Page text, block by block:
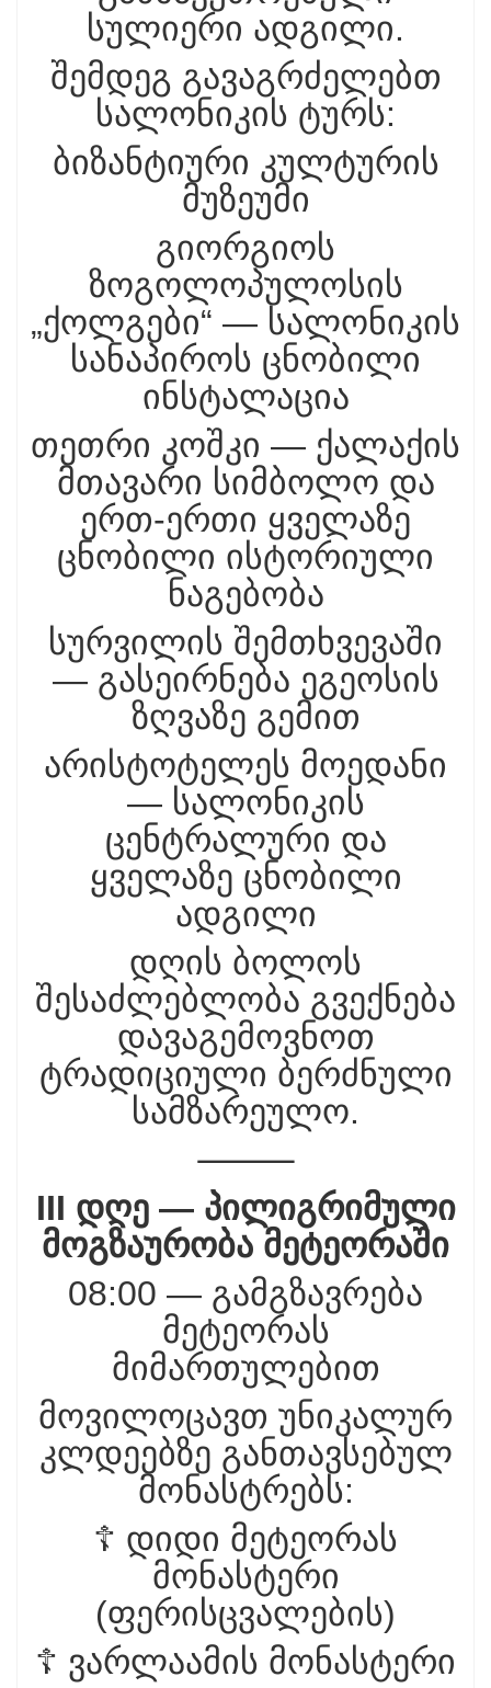
სულიერი ადგილი.
შემდეგ გავაგრძელებთ
სალონიკის ტურს:
ბიზანტიური კულტურის
მუზეუმი
გიორგიოს
ზოგოლოპულოსის
„ქოლგები“ — სალონიკის
სანაპიროს ცნობილი
ინსტალაცია
თეთრი კოშკი — ქალაქის
მთავარი სიმბოლო და
ერთ-ერთი ყველაზე
ცნობილი ისტორიული
ნაგებობა
სურვილის შემთხვევაში
— გასეირნება ეგეოსის
ზღვაზე გემით
არისტოტელეს მოედანი
— სალონიკის
ცენტრალური და
ყველაზე ცნობილი
ადგილი
დღის ბოლოს
შესაძლებლობა გვექნება
დავაგემოვნოთ
ტრადიციული ბერძნული
სამზარეულო.
⸻
III დღე — პილიგრიმული
მოგზაურობა მეტეორაში
08:00 — გამგზავრება
მეტეორას
მიმართულებით
მოვილოცავთ უნიკალურ
კლდეებზე განთავსებულ
მონასტრებს:
☦️ დიდი მეტეორას
მონასტერი
(ფერისცვალების)
☦️ ვარლაამის მონასტერი